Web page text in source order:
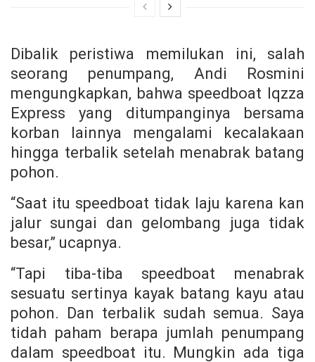
Dibalik peristiwa memilukan ini, salah
seorang penumpang, Andi Rosmini
mengungkapkan, bahwa speedboat Iqzza
Express yang ditumpanginya bersama
korban lainnya mengalami kecalakaan
hingga terbalik setelah menabrak batang
pohon.
“Saat itu speedboat tidak laju karena kan
jalur sungai dan gelombang juga tidak
besar,” ucapnya.
“Tapi tiba-tiba speedboat menabrak
sesuatu sertinya kayak batang kayu atau
pohon. Dan terbalik sudah semua. Saya
tidah paham berapa jumlah penumpang
dalam speedboat itu. Mungkin ada tiga